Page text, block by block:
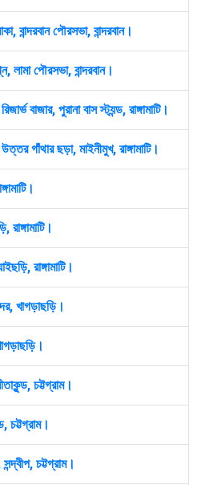
বান্দরবান পৌরসভা, বান্দরবান।
লামা পৌরসভা, বান্দরবান।
বাজার, পুরানা বাস স্ট্যন্ড, রাঙ্গামাটি।
গাঁথার ছড়া, মাইনীমুখ, রাঙ্গামাটি।
রাঙ্গামাটি।
খাগড়াছড়ি।
চট্টগ্রাম।
চট্টগ্রাম।
চট্টগ্রাম।